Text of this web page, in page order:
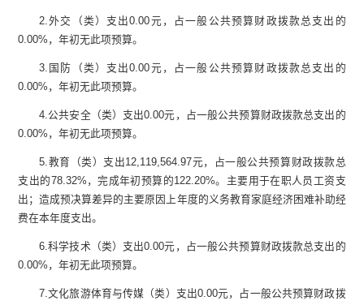
2.外交（类）支出0.00元，占一般公共预算财政拨款总支出的
0.00% ，年初无此项预算。
3. 国防（类）支出0.00元，占一般公共预算财政拨款总支出的
0.00% ，年初无此项预算。
4.公共安全（类）支出0.00元，占一般公共预算财政拨款总支出的
0.00% ，年初无此项预算。
5.教育（类）支出12,119,564.97元，占一般公共预算财政拨款总
支出的78.32% ，完成年初预算的122.20%。主要用于在职人员工资支
出；造成预决算差异的主要原因上年度的义务教育家庭经济困难补助经
费在本年度支出。
6.科学技术（类）支出0.00元，占一般公共预算财政拨款总支出的
0.00% ，年初无此项预算。
7.文化旅游体育与传媒（类）支出0.00元，占一般公共预算财政拨